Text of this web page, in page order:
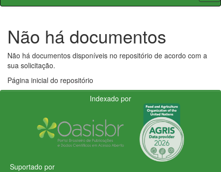
Não há documentos
Não há documentos disponíveis no repositório de acordo com a
sua solicitação.
Página inicial do repositório
Indexado por
Suportado por